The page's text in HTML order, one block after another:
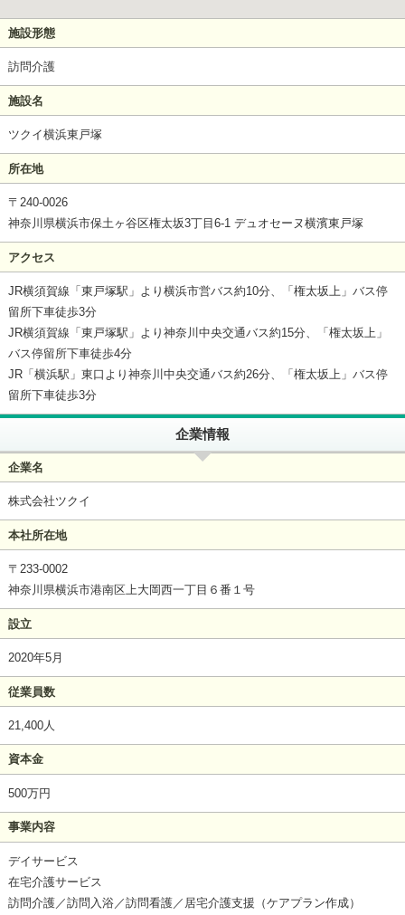
施設形態
訪問介護
施設名
ツクイ横浜東戸塚
所在地
〒240-0026
神奈川県横浜市保土ヶ谷区権太坂3丁目6-1 デュオセーヌ横濱東戸塚
アクセス
JR横須賀線「東戸塚駅」より横浜市営バス約10分、「権太坂上」バス停
留所下車徒歩3分
JR横須賀線「東戸塚駅」より神奈川中央交通バス約15分、「権太坂上」
バス停留所下車徒歩4分
JR「横浜駅」東口より神奈川中央交通バス約26分、「権太坂上」バス停
留所下車徒歩3分
企業情報
企業名
株式会社ツクイ
本社所在地
〒233-0002
神奈川県横浜市港南区上大岡西一丁目６番１号
設立
2020年5月
従業員数
21,400人
資本金
500万円
事業内容
デイサービス
在宅介護サービス
訪問介護／訪問入浴／訪問看護／居宅介護支援（ケアプラン作成）